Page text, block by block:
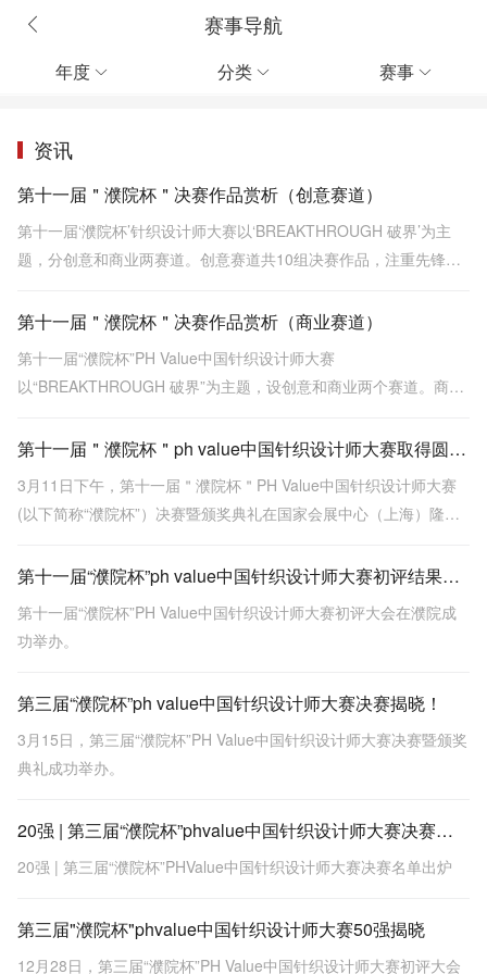
赛事导航
年度  分类  赛事 
资讯
第十一届＂濮院杯＂决赛作品赏析（创意赛道）
第十一届‘濮院杯’针织设计师大赛以‘BREAKTHROUGH 破界’为主
题，分创意和商业两赛道。创意赛道共10组决赛作品，注重先锋表
艺深度。
第十一届＂濮院杯＂决赛作品赏析（商业赛道）
第十一届“濮院杯”PH Value中国针织设计师大赛
以“BREAKTHROUGH 破界”为主题，设创意和商业两个赛道。商业
示多种针织工艺和设计，突出时尚与实用性结合。
第十一届＂濮院杯＂ph value中国针织设计师大赛取得圆满成功！
3月11日下午，第十一届＂濮院杯＂PH Value中国针织设计师大赛
(以下简称“濮院杯”）决赛暨颁奖典礼在国家会展中心（上海）隆重
第十一届“濮院杯”ph value中国针织设计师大赛初评结果公示（含效果图）
第十一届“濮院杯”PH Value中国针织设计师大赛初评大会在濮院成
功举办。
第三届“濮院杯”ph value中国针织设计师大赛决赛揭晓！
3月15日，第三届“濮院杯”PH Value中国针织设计师大赛决赛暨颁奖
典礼成功举办。
20强 | 第三届“濮院杯”phvalue中国针织设计师大赛决赛名单出炉
20强 | 第三届“濮院杯”PHValue中国针织设计师大赛决赛名单出炉
第三届"濮院杯"phvalue中国针织设计师大赛50强揭晓
12月28日，第三届“濮院杯”PH Value中国针织设计师大赛初评大会